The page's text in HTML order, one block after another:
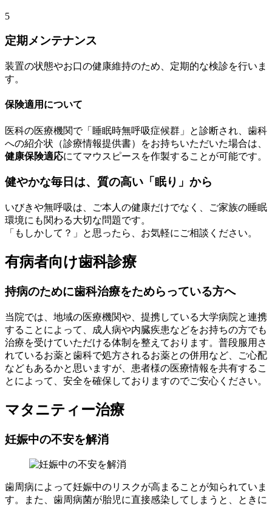
5
定期メンテナンス
装置の状態やお口の健康維持のため、定期的な検診を行いま
す。
保険適用について
医科の医療機関で「睡眠時無呼吸症候群」と診断され、歯科
への紹介状（診療情報提供書）をお持ちいただいた場合は、
健康保険適応にてマウスピースを作製することが可能です。
健やかな毎日は、質の高い「眠り」から
いびきや無呼吸は、ご本人の健康だけでなく、ご家族の睡眠
環境にも関わる大切な問題です。
「もしかして？」と思ったら、お気軽にご相談ください。
有病者向け歯科診療
持病のために歯科治療をためらっている方へ
当院では、地域の医療機関や、提携している大学病院と連携
することによって、成人病や内臓疾患などをお持ちの方でも
治療を受けていただける体制を整えております。普段服用さ
れているお薬と歯科で処方されるお薬との併用など、ご心配
などもあるかと思いますが、患者様の医療情報を共有するこ
とによって、安全を確保しておりますのでご安心ください。
マタニティー治療
妊娠中の不安を解消
歯周病によって妊娠中のリスクが高まることが知られていま
す。また、歯周病菌が胎児に直接感染してしまうと、ときに